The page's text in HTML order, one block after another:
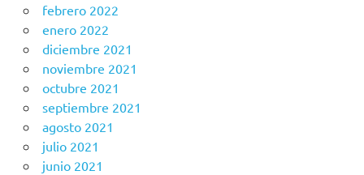
febrero 2022
enero 2022
diciembre 2021
noviembre 2021
octubre 2021
septiembre 2021
agosto 2021
julio 2021
junio 2021